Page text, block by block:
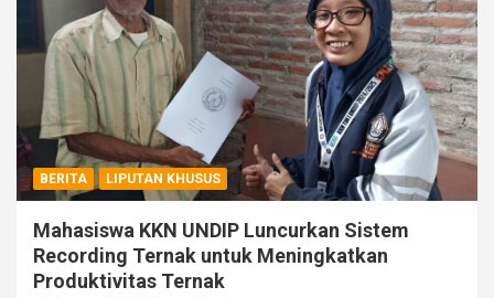
BERITA LIPUTAN KHUSUS
Mahasiswa KKN UNDIP Luncurkan Sistem
Recording Ternak untuk Meningkatkan
Produktivitas Ternak